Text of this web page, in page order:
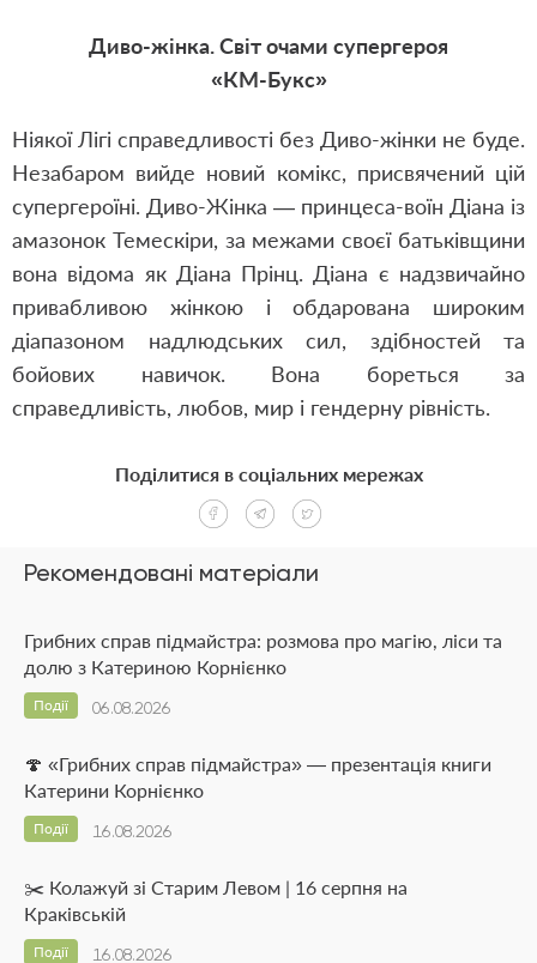
Диво-жінка. Світ очами супергероя
«КМ-Букс»
Ніякої Лігі справедливості без Диво-жінки не буде.
Незабаром вийде новий комікс, присвячений цій
супергероїні. Диво-Жінка — принцеса-воїн Діана із
амазонок Темескіри, за межами своєї батьківщини
вона відома як Діана Прінц. Діана є надзвичайно
привабливою жінкою і обдарована широким
діапазоном надлюдських сил, здібностей та
бойових навичок. Вона бореться за
справедливість, любов, мир і гендерну рівність.
Рекомендовані матеріали
Грибних справ підмайстра: розмова про магію, ліси та
долю з Катериною Корнієнко
06.08.2026
Події
🍄 «Грибних справ підмайстра» — презентація книги
Катерини Корнієнко
16.08.2026
Події
✂️ Колажуй зі Старим Левом | 16 серпня на
Краківській
16.08.2026
Події
Поділитися в соціальних мережах